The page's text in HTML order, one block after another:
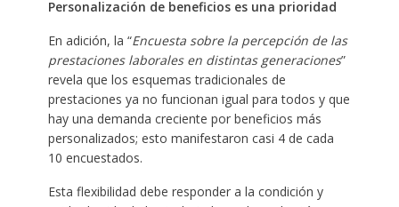
Personalización de beneficios es una prioridad
En adición, la “Encuesta sobre la percepción de las
prestaciones laborales en distintas generaciones”
revela que los esquemas tradicionales de
prestaciones ya no funcionan igual para todos y que
hay una demanda creciente por beneficios más
personalizados; esto manifestaron casi 4 de cada
10 encuestados.
Esta flexibilidad debe responder a la condición y